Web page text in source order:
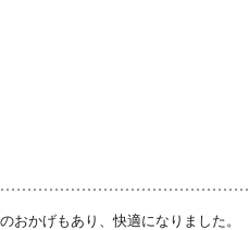
おかげもあり、快適になりました。